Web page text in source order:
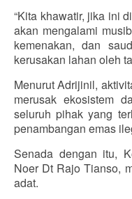
“Kita khawatir, jika ini
akan mengalami
kemenakan, dan
kerusakan lahan oleh
Menurut Adrijinil,
merusak ekosistem
seluruh pihak yang
penambangan emas
Senada dengan itu,
Noer Dt Rajo Tianso,
adat.